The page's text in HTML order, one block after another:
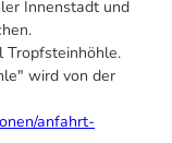
Innenstadt und
Tropfsteinhöhle.
wird von der
anfahrt-